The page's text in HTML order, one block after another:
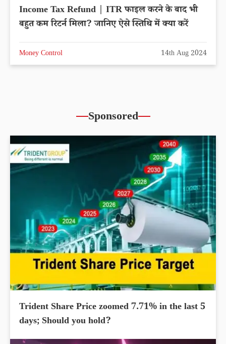
Income Tax Refund | ITR फाइल करने के बाद भी
बहुत कम रिटर्न मिला? जानिए ऐसे स्तिथि में क्या करें
Money Control 14th Aug 2024
Sponsored
Trident Share Price zoomed 7.71% in the last 5
days; Should you hold?